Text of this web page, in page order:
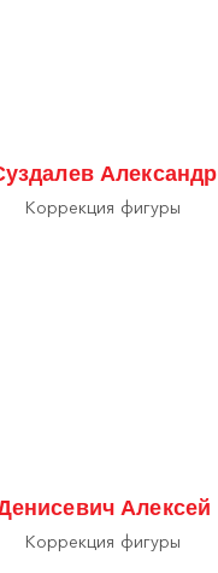
Александр
Коррекция фигуры
Алексей
Коррекция фигуры